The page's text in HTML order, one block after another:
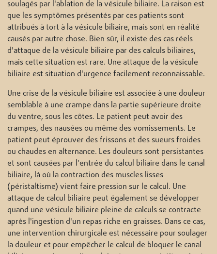
soulagés par l'ablation de la vésicule biliaire. La raison est
que les symptômes présentés par ces patients sont
attribués à tort à la vésicule biliaire, mais sont en réalité
causés par autre chose. Bien sûr, il existe des cas réels
d'attaque de la vésicule biliaire par des calculs biliaires,
mais cette situation est rare. Une attaque de la vésicule
biliaire est situation d'urgence facilement reconnaissable.
Une crise de la vésicule biliaire est associée à une douleur
semblable à une crampe dans la partie supérieure droite
du ventre, sous les côtes. Le patient peut avoir des
crampes, des nausées ou même des vomissements. Le
patient peut éprouver des frissons et des sueurs froides
ou chaudes en alternance. Les douleurs sont persistantes
et sont causées par l'entrée du calcul biliaire dans le canal
biliaire, là où la contraction des muscles lisses
(péristaltisme) vient faire pression sur le calcul. Une
attaque de calcul biliaire peut également se développer
quand une vésicule biliaire pleine de calculs se contracte
après l'ingestion d'un repas riche en graisses. Dans ce cas,
une intervention chirurgicale est nécessaire pour soulager
la douleur et pour empêcher le calcul de bloquer le canal